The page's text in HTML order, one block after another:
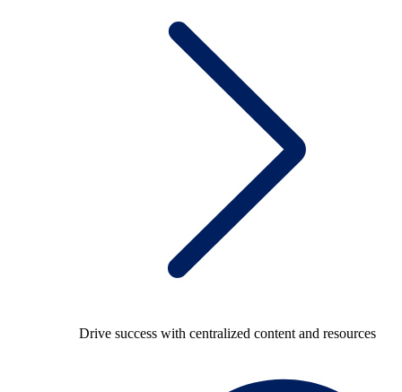
Drive success with centralized content and resources